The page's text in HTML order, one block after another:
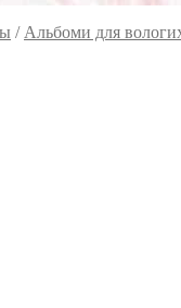
/ Альбоми для